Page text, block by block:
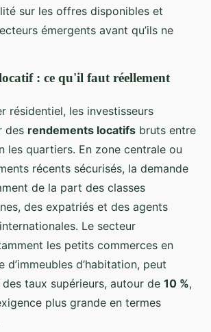
sur les offres disponibles et
émergents avant qu’ils ne
: ce qu'il faut réellement
résidentiel, les investisseurs
des rendements locatifs bruts entre
les quartiers. En zone centrale ou
récents sécurisés, la demande
de la part des classes
des expatriés et des agents
Le secteur
les petits commerces en
d’immeubles d’habitation, peut
taux supérieurs, autour de 10 %,
plus grande en termes